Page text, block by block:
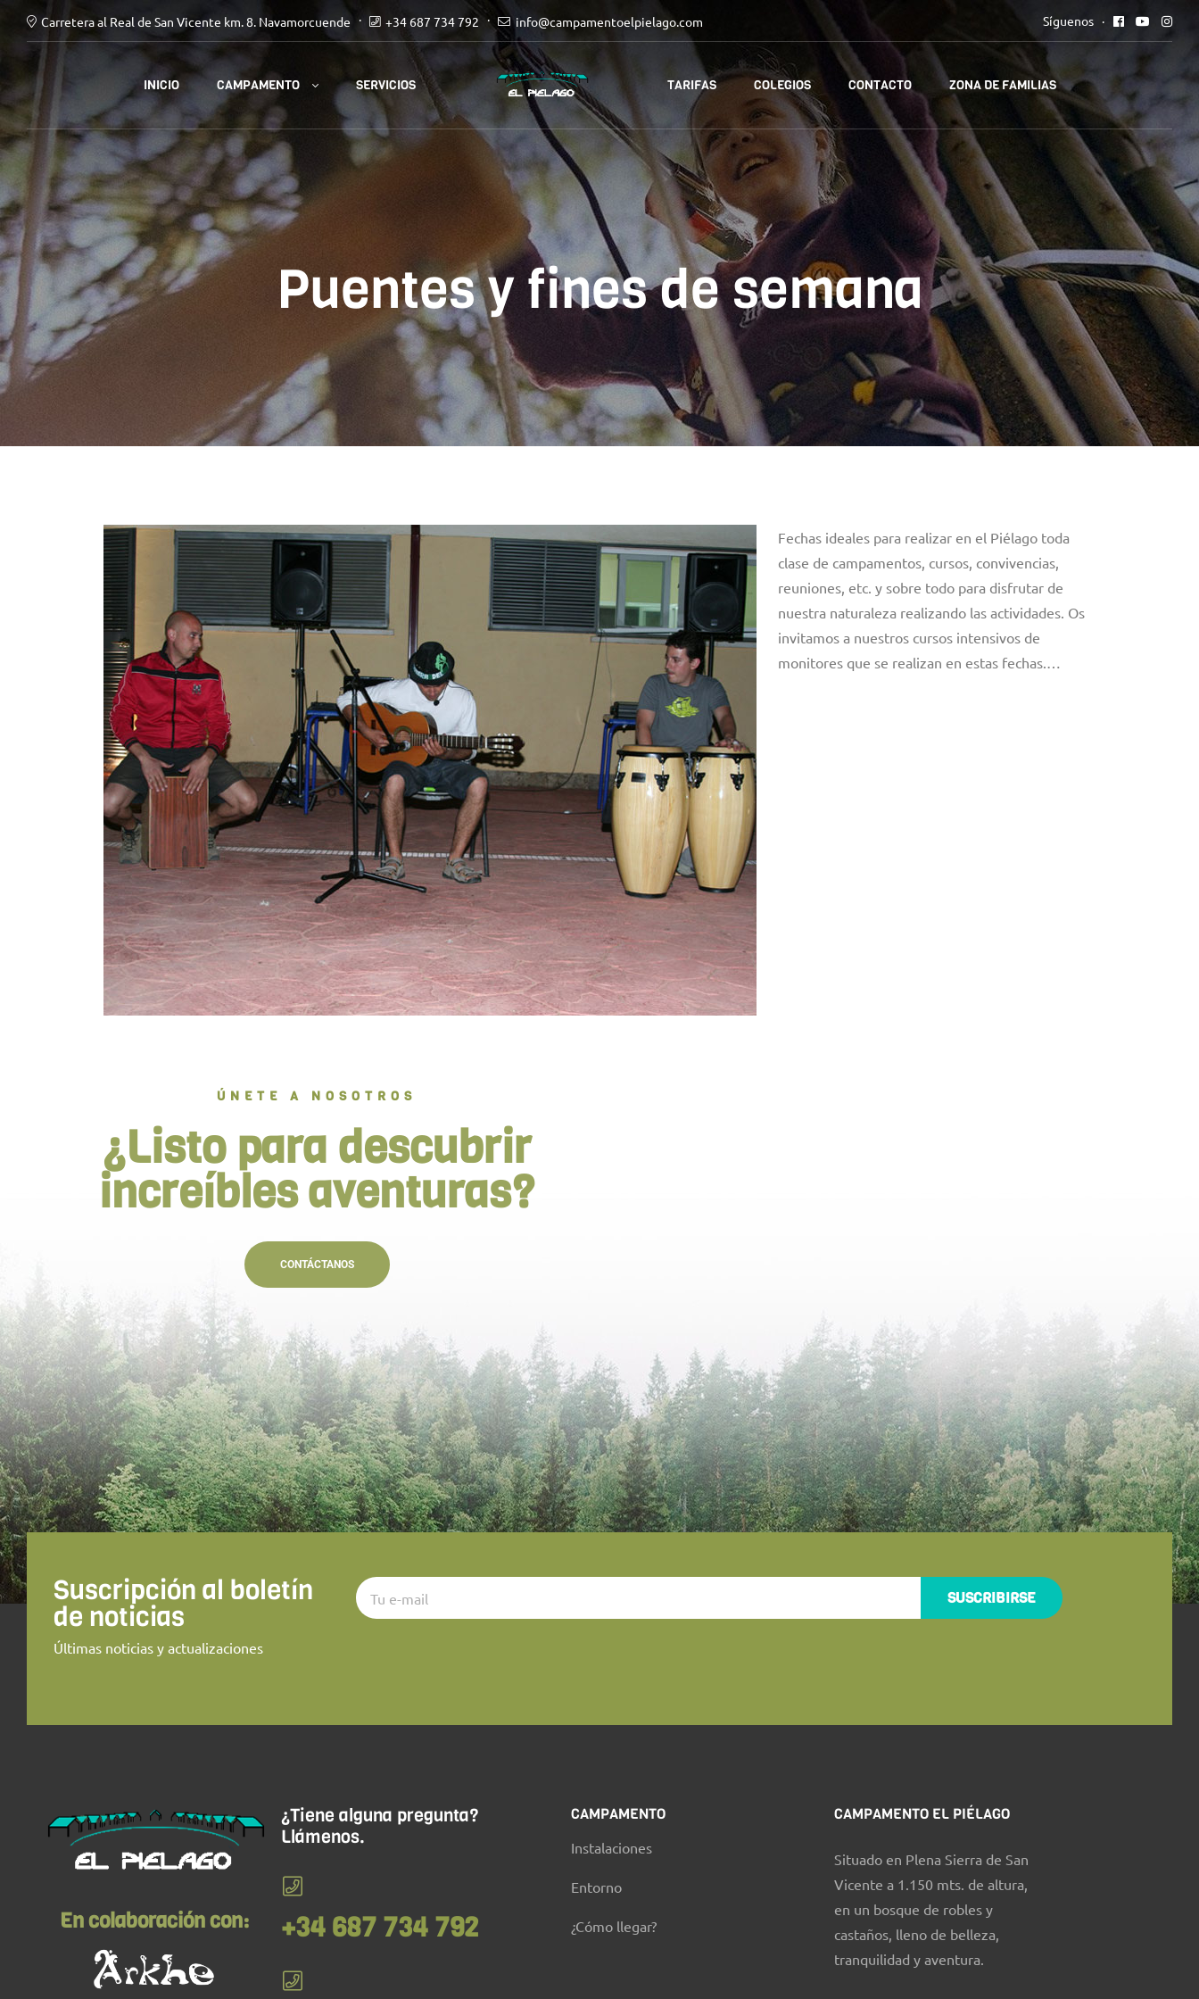
Carretera al Real de San Vicente km. 8. Navamorcuende +34 687 734 792 info@campamentoelpielago.com Síguenos
INICIO CAMPAMENTO SERVICIOS TARIFAS COLEGIOS CONTACTO ZONA DE FAMILIAS
Puentes y fines de semana
Fechas ideales para realizar en el Piélago toda
clase de campamentos, cursos, convivencias,
reuniones, etc. y sobre todo para disfrutar de
nuestra naturaleza realizando las actividades. Os
invitamos a nuestros cursos intensivos de
monitores que se realizan en estas fechas.…
ÚNETE A NOSOTROS
¿Listo para descubrir
increíbles aventuras?
CONTÁCTANOS
Suscripción al boletín
de noticias
Últimas noticias y actualizaciones
SUSCRIBIRSE
En colaboración con:
¿Tiene alguna pregunta?
Llámenos.
+34 687 734 792
CAMPAMENTO
Instalaciones
Entorno
¿Cómo llegar?
CAMPAMENTO EL PIÉLAGO
Situado en Plena Sierra de San
Vicente a 1.150 mts. de altura,
en un bosque de robles y
castaños, lleno de belleza,
tranquilidad y aventura.